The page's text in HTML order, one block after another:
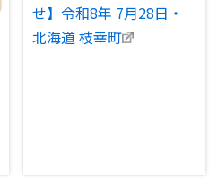
せ】令和8年 7月28日・
北海道 枝幸町